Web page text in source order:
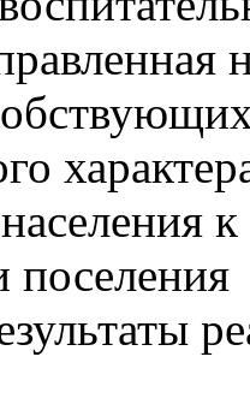
поселения